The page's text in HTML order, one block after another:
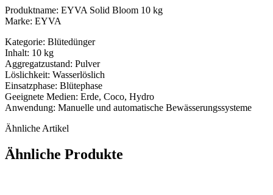
Produktname: EYVA Solid Bloom 10 kg
Marke: EYVA
Kategorie: Blütedünger
Inhalt: 10 kg
Aggregatzustand: Pulver
Löslichkeit: Wasserlöslich
Einsatzphase: Blütephase
Geeignete Medien: Erde, Coco, Hydro
Anwendung: Manuelle und automatische Bewässerungssysteme
Ähnliche Artikel
Ähnliche Produkte